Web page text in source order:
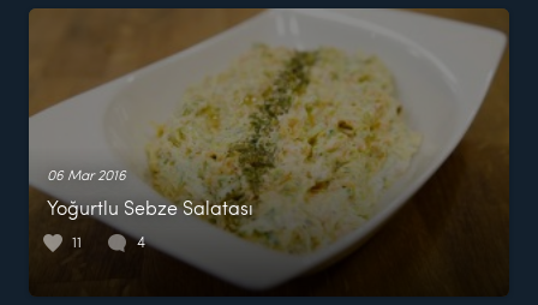
06 Mar 2016
Yoğurtlu Sebze Salatası
11 4